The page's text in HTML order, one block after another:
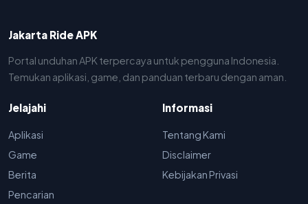
Jakarta Ride APK
Portal unduhan APK terpercaya untuk pengguna Indonesia.
Temukan aplikasi, game, dan panduan terbaru dengan aman.
Jelajahi
Aplikasi
Game
Berita
Pencarian
Informasi
Tentang Kami
Disclaimer
Kebijakan Privasi